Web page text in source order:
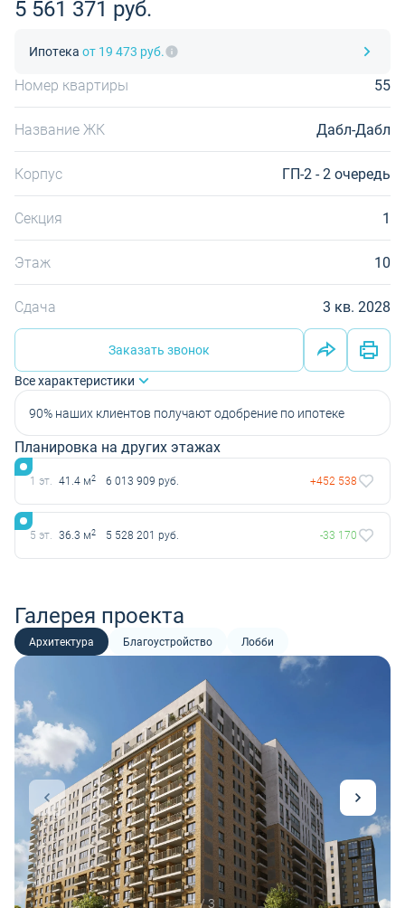
5 561 371 руб.
Ипотека от 19 473 руб.
Номер квартиры 55
Название ЖК Дабл-Дабл
Корпус ГП-2 - 2 очередь
Секция 1
Этаж 10
Сдача 3 кв. 2028
Заказать звонок
Все характеристики
90% наших клиентов получают одобрение по ипотеке
Планировка на других этажах
1 эт. 41.4 м2 6 013 909 руб. +452 538
5 эт. 36.3 м2 5 528 201 руб. -33 170
Галерея проекта
Архитектура Благоустройство Лобби
1 / 3